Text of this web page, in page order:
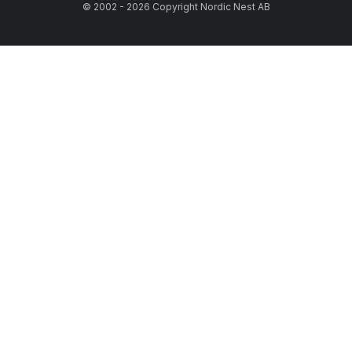
© 2002 - 2026 Copyright Nordic Nest AB